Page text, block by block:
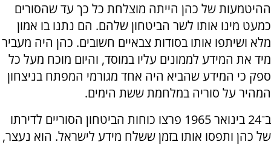
ההיטמעות של כהן הייתה מוצלחת כל כך עד שהסורים
כמעט מינו אותו לשר הביטחון שלהם. הם נתנו בו אמון
מלא ושיתפו אותו בסודות צבאיים חשובים. כהן היה מעביר
מיד את המידע לממונים עליו במוסד, והיום מוכח מעל כל
ספק כי המידע שהביא היה אחד מגורמי המפתח בניצחון
המהיר על סוריה במלחמת ששת הימים.
ב־24 בינואר 1965 פרצו כוחות הביטחון הסוריים לדירתו
של כהן ותפסו אותו בזמן ששלח מידע לישראל. הוא נעצר,